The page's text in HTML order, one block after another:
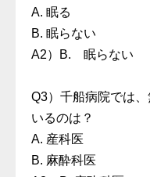
A. 眠る
B. 眠らない
A2）B. 眠らない
Q3）千船病院では
いるのは？
A. 産科医
B. 麻酔科医